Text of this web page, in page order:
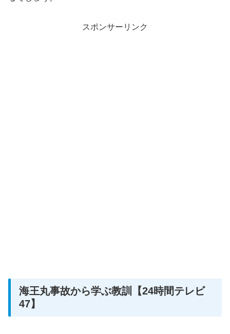
スポンサーリンク
海王丸事故から学ぶ教訓【24時間テレビ
47】